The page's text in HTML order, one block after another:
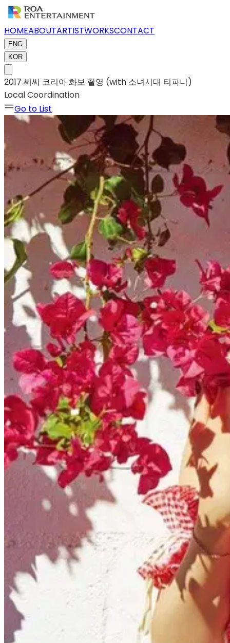
HOMEABOUTARTISTWORKSCONTACT
ENG
KOR
2017 쎄씨 코리아 화보 촬영 (with 소녀시대 티파니)
Local Coordination
Go to List